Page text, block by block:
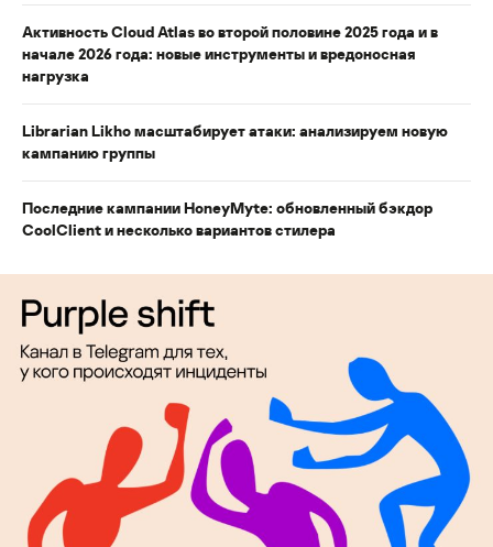
Активность Cloud Atlas во второй половине 2025 года и в
начале 2026 года: новые инструменты и вредоносная
нагрузка
Librarian Likho масштабирует атаки: анализируем новую
кампанию группы
Последние кампании HoneyMyte: обновленный бэкдор
CoolClient и несколько вариантов стилера